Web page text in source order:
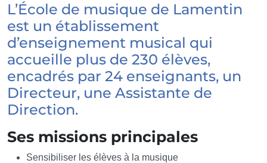
L’École de musique de Lamentin
est un établissement
d’enseignement musical qui
accueille plus de 230 élèves,
encadrés par 24 enseignants, un
Directeur, une Assistante de
Direction.
Ses missions principales
Sensibiliser les élèves à la musique